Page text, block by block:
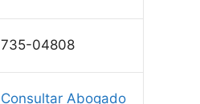
735-04808
Consultar Abogado